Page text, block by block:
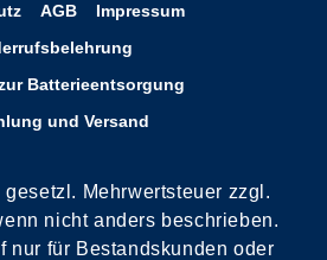
AGB
Impressum
Batterieentsorgung
und Versand
Mehrwertsteuer zzgl.
nicht anders beschrieben.
nur für Bestandskunden oder